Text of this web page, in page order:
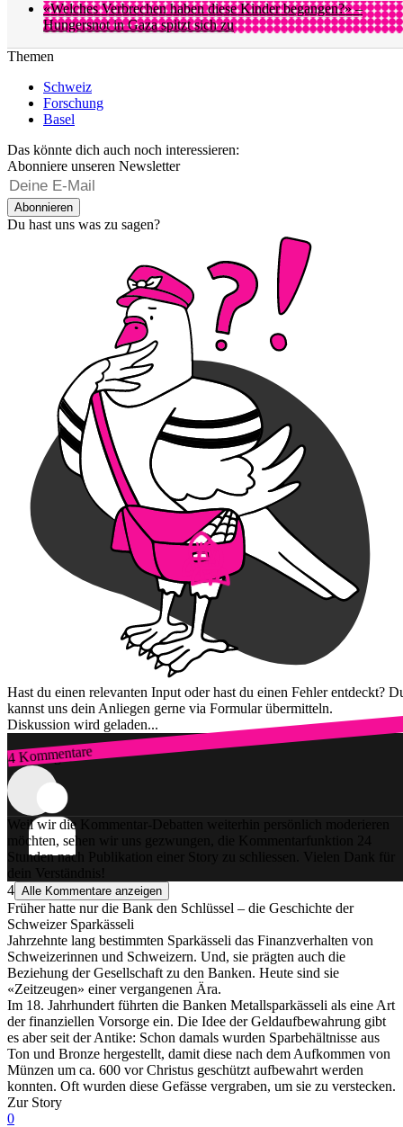
«Welches Verbrechen haben diese Kinder begangen?» –
Hungersnot in Gaza spitzt sich zu
Themen
Schweiz
Forschung
Basel
Das könnte dich auch noch interessieren:
Abonniere unseren Newsletter
Abonnieren
Du hast uns was zu sagen?
Hast du einen relevanten Input oder hast du einen Fehler entdeckt?
kannst uns dein Anliegen gerne via Formular übermitteln.
Diskussion wird geladen...
4 Kommentare
Zum Login
Weil wir die Kommentar-Debatten weiterhin persönlich moderieren
möchten, sehen wir uns gezwungen, die Kommentarfunktion 24
Stunden nach Publikation einer Story zu schliessen. Vielen Dank für
dein Verständnis!
4 Alle Kommentare anzeigen
Früher hatte nur die Bank den Schlüssel – die Geschichte der
Schweizer Sparkässeli
Jahrzehnte lang bestimmten Sparkässeli das Finanzverhalten von
Schweizerinnen und Schweizern. Und, sie prägten auch die
Beziehung der Gesellschaft zu den Banken. Heute sind sie
«Zeitzeugen» einer vergangenen Ära.
Im 18. Jahrhundert führten die Banken Metallsparkässeli als eine Art
der finanziellen Vorsorge ein. Die Idee der Geldaufbewahrung gibt
es aber seit der Antike: Schon damals wurden Sparbehältnisse aus
Ton und Bronze hergestellt, damit diese nach dem Aufkommen von
Münzen um ca. 600 vor Christus geschützt aufbewahrt werden
konnten. Oft wurden diese Gefässe vergraben, um sie zu verstecken.
Zur Story
0